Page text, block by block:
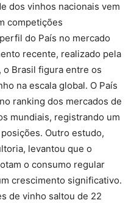
dos vinhos nacionais vem
competições
do País no mercado
recente, realizado pela
Brasil figura entre os
na escala global. O País
ranking dos mercados de
mundiais, registrando um
Outro estudo,
levantou que o
o consumo regular
crescimento significativo.
de vinho saltou de 22